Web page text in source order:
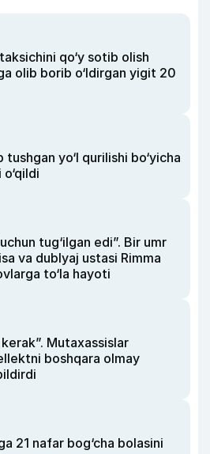
qo‘y sotib olish
olib borib o‘ldirgan yigit 20
yo‘l qurilishi bo‘yicha
tug‘ilgan edi”. Bir umr
va dublyaj ustasi Rimma
to‘la hayoti
Mutaxassislar
boshqara olmay
21 nafar bog‘cha bolasini